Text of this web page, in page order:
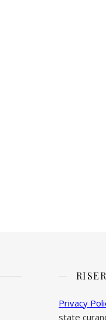
Privacy
state